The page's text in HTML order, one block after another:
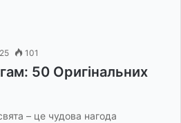
101
50 Оригінальних
– це чудова нагода